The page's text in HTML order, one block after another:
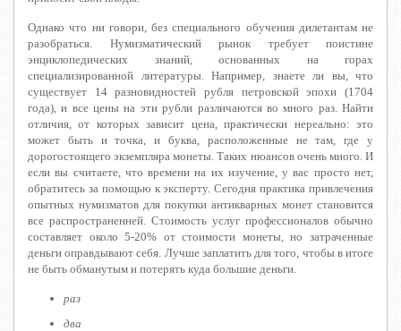
Однако что ни говори, без специального обучения дилетантам не
разобраться. Нумизматический рынок требует поистине
энциклопедических знаний, основанных на горах
специализированной литературы. Например, знаете ли вы, что
существует 14 разновидностей рубля петровской эпохи (1704
года), и все цены на эти рубли различаются во много раз. Найти
отличия, от которых зависит цена, практически нереально: это
может быть и точка, и буква, расположенные не там, где у
дорогостоящего экземпляра монеты. Таких нюансов очень много. И
если вы считаете, что времени на их изучение, у вас просто нет,
обратитесь за помощью к эксперту. Сегодня практика привлечения
опытных нумизматов для покупки антикварных монет становится
все распространенней. Стоимость услуг профессионалов обычно
составляет около 5-20% от стоимости монеты, но затраченные
деньги оправдывают себя. Лучше заплатить для того, чтобы в итоге
не быть обманутым и потерять куда большие деньги.
раз
два